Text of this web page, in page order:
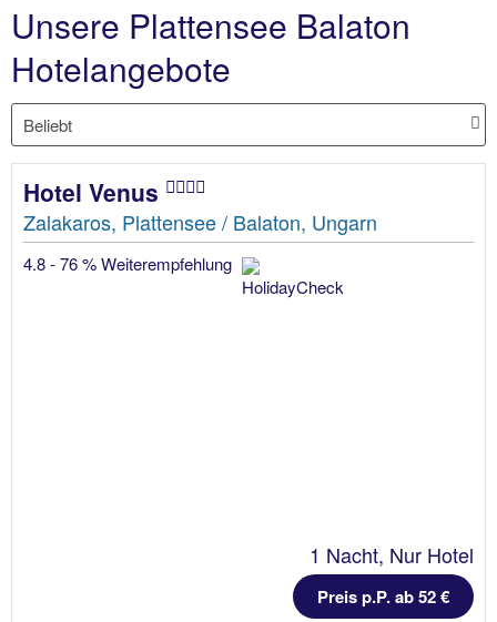
Unsere Plattensee Balaton
Hotelangebote
Hotel Venus
Zalakaros, Plattensee / Balaton, Ungarn
4.8 - 76 % Weiterempfehlung
1 Nacht, Nur Hotel
Preis p.P. ab 52 €